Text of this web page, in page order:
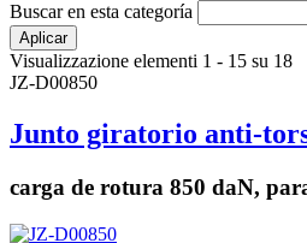
Buscar en esta categoría
Visualizzazione elementi 1 - 15 su 18
JZ-D00850
Junto giratorio anti-
carga de rotura 850 daN,